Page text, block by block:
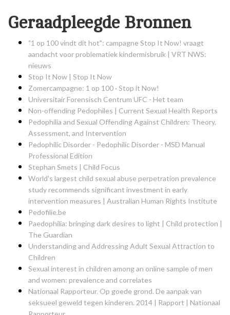
Geraadpleegde Bronnen
"1 op 100 vindt dit hot": campagne Stop It Now! vraagt
aandacht voor problematiek kindermisbruik | VRT NWS:
nieuws
Stop It Now | Stop It Now
Zomercampagne: 1 op 100 · Stop it Now!
Universitair Forensisch Centrum UFC - Het team
Non-offending Pedophiles | Current Sexual Health Reports
Pedophilia and Sexual Offending Against Children: Theory,
Assessment, and Intervention
Pedophilic Disorder - Pedophilic Disorder - MSD Manual
Professional Edition
Stephan Smets | Child Focus
World's largest child sexual abuse perpetration prevalence
study recommends significant investment in early
intervention measures | Australian Human Rights Institute
Pedofilie.be
Paedophilia: bringing dark desires to light | Child protection |
The Guardian
Understanding and Addressing Adult Sexual Attraction to
Children
Sexual interest in children among an online sample of men
and women: prevalence and correlates
Nationaal Rapporteur. Op goede grond. De aanpak van
seksueel geweld tegen kinderen. 2014 | Rapport | Nationaal